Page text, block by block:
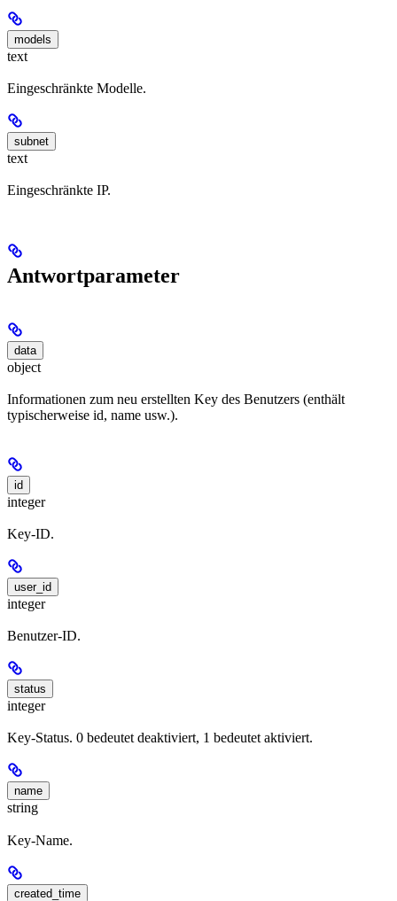
models
text
Eingeschränkte Modelle.
subnet
text
Eingeschränkte IP.
Antwortparameter
data
object
Informationen zum neu erstellten Key des Benutzers (enthält
typischerweise id, name usw.).
id
integer
Key-ID.
user_id
integer
Benutzer-ID.
status
integer
Key-Status. 0 bedeutet deaktiviert, 1 bedeutet aktiviert.
name
string
Key-Name.
created_time